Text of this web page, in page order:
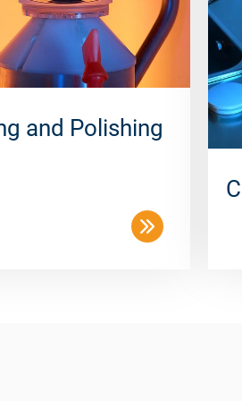
and Polishing